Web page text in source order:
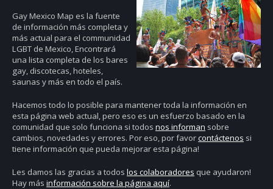
Gay Mexico Map es la fuente
de información más completa y
más actual para el communidad
LGBT de Mexico, Encontrará
una lista completa de los bares
gay, discotecas, hoteles,
saunas y más en todo el país.
Hacemos todo lo posible para mantener toda la información en
esta página web actual, pero eso es un esfuerzo basado en la
comunidad que solo funciona si todos nos informan sobre
cambios, novedades y errores. Por eso, por favorcontáctenos si
tiene información que pueda mejorar esta página!
Les damos las gracias a todos los colaboradores que ayudaron!
Hay más información sobre la página aquí.